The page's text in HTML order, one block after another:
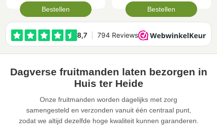
Bestellen Bestellen
Dagverse fruitmanden laten bezorgen in
Huis ter Heide
Onze fruitmanden worden dagelijks met zorg
samengesteld en verzonden vanuit één centraal punt,
zodat we altijd dezelfde hoge kwaliteit kunnen garanderen.